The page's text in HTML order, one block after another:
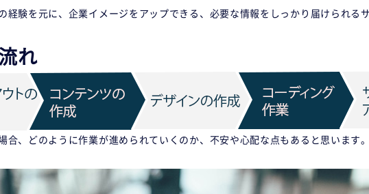
験を元に、企業イメージをアップできる、必要な情報をしっかり届けられる
れ
合、どのように作業が進められていくのか、不安や心配な点もあると思います